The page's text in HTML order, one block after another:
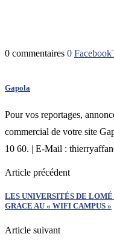
0 commentaires 0 Facebook
Gapola
Pour vos reportages,
commercial de votre site
10 60. | E-Mail :
Article précédent
LES UNIVERSITÉS DE
GRACE AU « WIFI CAMPUS »
Article suivant